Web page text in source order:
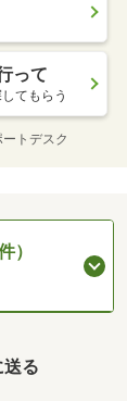
って
てもらう
トデスク
）
る